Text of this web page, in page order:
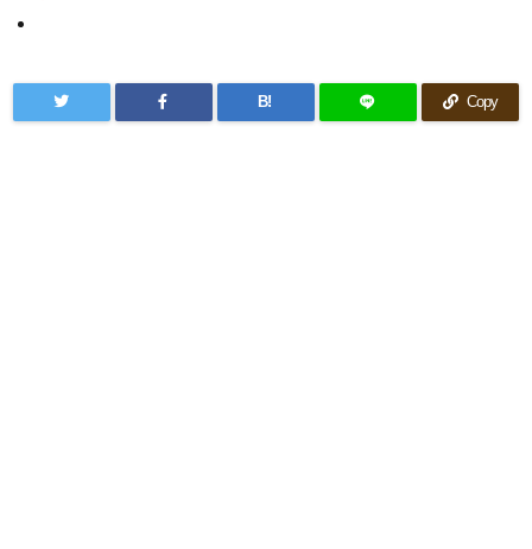
B! Copy